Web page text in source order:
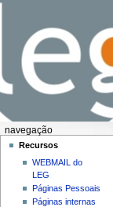
navegação
Recursos
WEBMAIL do
LEG
Páginas Pessoais
Páginas internas